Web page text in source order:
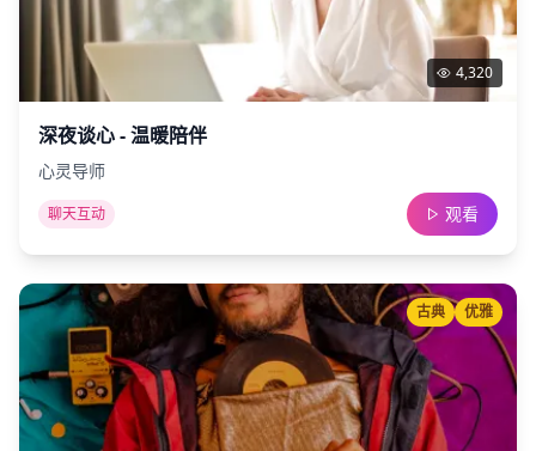
4,320
深夜谈心 - 温暖陪伴
心灵导师
聊天互动 观看
古典 优雅